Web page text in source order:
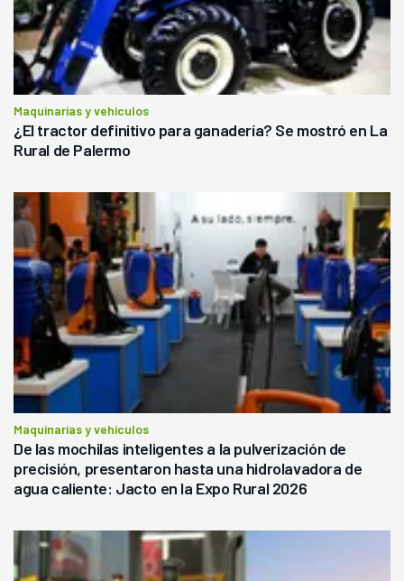
Maquinarias y vehículos
¿El tractor definitivo para ganadería? Se mostró en La
Rural de Palermo
Maquinarias y vehículos
De las mochilas inteligentes a la pulverización de
precisión, presentaron hasta una hidrolavadora de
agua caliente: Jacto en la Expo Rural 2026